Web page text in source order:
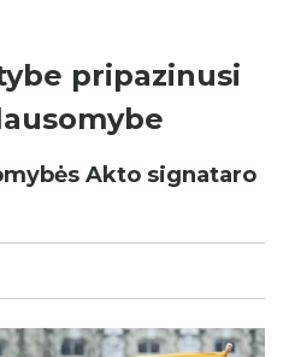
pripazinusi
Akto signataro